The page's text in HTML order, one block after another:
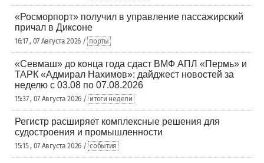
«Росморпорт» получил в управление пассажирский
причал в Диксоне
16:17 , 07 Августа 2026 / порты
«Севмаш» до конца года сдаст ВМФ АПЛ «Пермь» и
ТАРК «Адмирал Нахимов»: дайджест новостей за
неделю с 03.08 по 07.08.2026
15:37 , 07 Августа 2026 / итоги недели
Регистр расширяет комплексные решения для
судостроения и промышленности
15:15 , 07 Августа 2026 / события